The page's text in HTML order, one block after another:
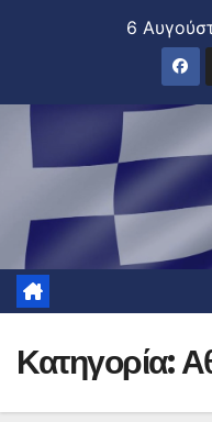
6
Κατηγορία: